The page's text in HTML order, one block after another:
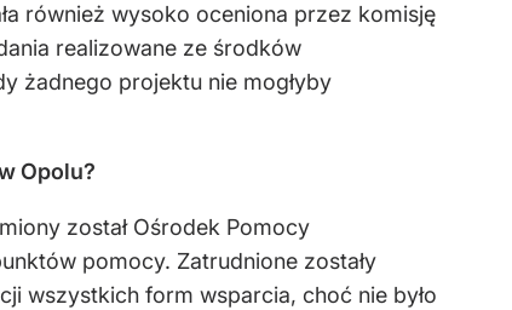
również wysoko oceniona przez komisję
realizowane ze środków
żadnego projektu nie mogłyby
Opolu?
został Ośrodek Pomocy
pomocy. Zatrudnione zostały
wszystkich form wsparcia, choć nie było